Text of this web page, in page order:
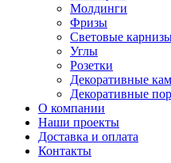
Молдинги
Фризы
Световые
Углы
Розетки
Декоративные
Декоративные
О компании
Наши проекты
Доставка и оплата
Контакты